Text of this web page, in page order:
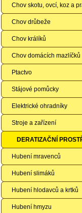
Chov skotu, ovcí, koz a
Chov drůbeže
Chov králíků
Chov domácích mazlíčků
Ptactvo
Stájové pomůcky
Elektrické ohradníky
Stroje a zařízení
DERATIZAČNÍ
Hubení mravenců
Hubení slimáků
Hubení hlodavců a krtků
Hubení hmyzu